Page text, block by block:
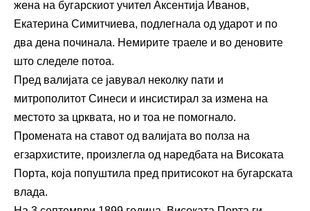
жена на бугарскиот учител Аксентија Иванов,
Екатерина Симитчиева, подлегнала од ударот и по
два дена починала. Немирите траеле и во деновите
што следеле потоа.
Пред валијата се јавувал неколку пати и
митрополитот Синеси и инсистирал за измена на
местото за црквата, но и тоа не помогнало.
Промената на ставот од валијата во полза на
егзархистите, произлегла од наредбата на Високата
Порта, која попуштила пред притисокот на бугарската
влада.